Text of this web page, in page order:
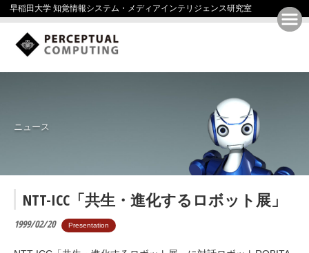
早稲田大学 知覚情報システム・メディアインテリジェンス研究室
ニュース
NTT-ICC「共生・進化するロボット展」
1999/02/20 Presentation